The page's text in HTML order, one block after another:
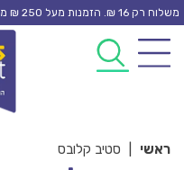
Skip
content
משלוח רק 16 ₪. הזמנות מעל 250 ₪ משלוח נק’ איסוף חינם
ראשי סטיב קלובס